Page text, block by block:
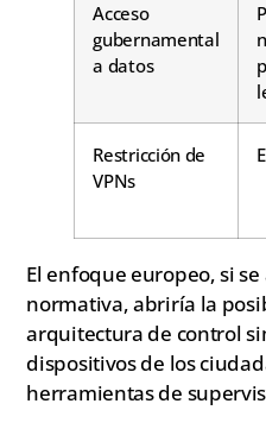
Acceso
gubernamental
a datos
Restricción de
VPNs
El enfoque europeo, si
normativa, abriría la
arquitectura de control
dispositivos de los
herramientas de